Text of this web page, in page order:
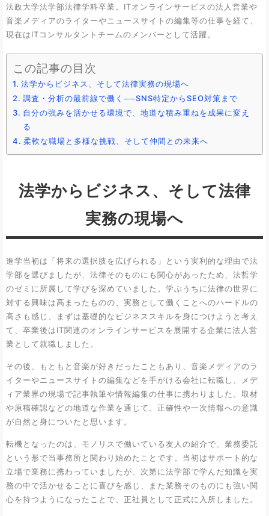
法政大学法学部法律学科卒業。ITオンラインサービスの法人営業や
音楽メディアのライターやニュースサイトの編集等の仕事を経て、
現在はITコンサルタントチームのメンバーとして活躍。
この記事の目次
法学からビジネス、そして法律実務の現場へ
調査・分析の最前線で働く──SNS特定からSEO対策まで
自分の強みを活かせる環境で、地道な積み重ねを成果に変え
る
柔軟な職場と多様な挑戦、そして仲間との未来へ
法学からビジネス、そして法律
実務の現場へ
進学当初は「将来の選択肢を広げられる」という実利的な理由で法
学部を選びましたが、法律そのものにも関心があったため、法哲学
のゼミに所属して学びを深めていました。学ぶうちに法律の世界に
対する興味は高まったものの、実務として働くことへのハードルの
高さも感じ、まずは基礎的なビジネススキルを身につけようと考え
て、卒業後はIT関連のオンラインサービスを展開する企業に法人営
業として就職しました。
その後、もともと音楽が好きだったこともあり、音楽メディアのラ
イターやニュースサイトの編集などを手がける会社に転職し、メデ
ィア業界の現場で記事執筆や情報編集の仕事に携わりました。取材
や原稿確認などの地道な作業を通じて、正確性や一次情報への意識
が自然と身についたと思います。
転機となったのは、モノリスで働いている友人の紹介で、業務委託
という形で当事務所と関わり始めたことです。当初はサポート的な
立場で業務に携わっていましたが、次第に法学部で学んだ知識を実
務の中で活かせることに喜びを感じ、また業務そのものにも強い関
心を持つようになったことで、正社員として正式に入所しました。